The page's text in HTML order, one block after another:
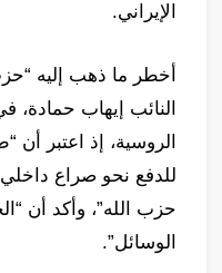
الإيراني.
أخطر ما ذهب إليه
النائب إيهاب حمادة،
الروسية، إذ اعتبر
للدفع نحو صراع
حزب الله”، وأكد أن
الوسائل”.